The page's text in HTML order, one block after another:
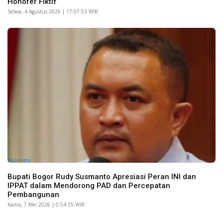
Selasa, 4 Agustus 2026 | 17:07:53 WIB
Ekonomi
Bupati Bogor Rudy Susmanto Apresiasi Peran INI dan
IPPAT dalam Mendorong PAD dan Percepatan
Pembangunan
Kamis, 7 Mei 2026 | 0:54:35 WIB